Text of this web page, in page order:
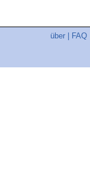
über FAQ